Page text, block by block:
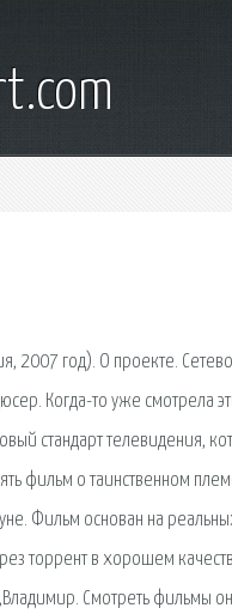
2007 год). О проекте.
Когда-то уже смотрела
стандарт телевидения,
фильм о таинственном
Фильм основан на
торрент в хорошем
Смотреть фильмы